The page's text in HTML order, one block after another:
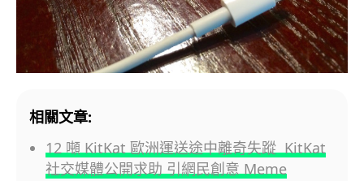
相關文章:
12 噸 KitKat 歐洲運送途中離奇失蹤 KitKat
社交媒體公開求助 引網民創意 Meme